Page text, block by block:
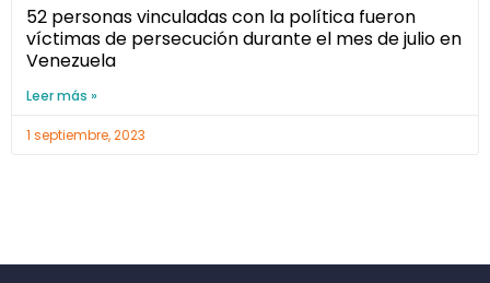
52 personas vinculadas con la política fueron
víctimas de persecución durante el mes de julio en
Venezuela
Leer más »
1 septiembre, 2023